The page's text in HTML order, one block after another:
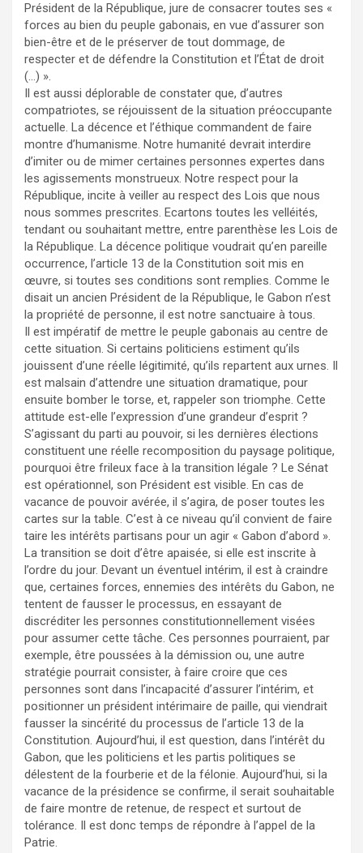
Président de la République, jure de consacrer toutes ses «
forces au bien du peuple gabonais, en vue d’assurer son
bien-être et de le préserver de tout dommage, de
respecter et de défendre la Constitution et l’État de droit
(…) ».
Il est aussi déplorable de constater que, d’autres
compatriotes, se réjouissent de la situation préoccupante
actuelle. La décence et l’éthique commandent de faire
montre d’humanisme. Notre humanité devrait interdire
d’imiter ou de mimer certaines personnes expertes dans
les agissements monstrueux. Notre respect pour la
République, incite à veiller au respect des Lois que nous
nous sommes prescrites. Ecartons toutes les velléités,
tendant ou souhaitant mettre, entre parenthèse les Lois de
la République. La décence politique voudrait qu’en pareille
occurrence, l’article 13 de la Constitution soit mis en
œuvre, si toutes ses conditions sont remplies. Comme le
disait un ancien Président de la République, le Gabon n’est
la propriété de personne, il est notre sanctuaire à tous.
Il est impératif de mettre le peuple gabonais au centre de
cette situation. Si certains politiciens estiment qu’ils
jouissent d’une réelle légitimité, qu’ils repartent aux urnes. Il
est malsain d’attendre une situation dramatique, pour
ensuite bomber le torse, et, rappeler son triomphe. Cette
attitude est-elle l’expression d’une grandeur d’esprit ?
S’agissant du parti au pouvoir, si les dernières élections
constituent une réelle recomposition du paysage politique,
pourquoi être frileux face à la transition légale ? Le Sénat
est opérationnel, son Président est visible. En cas de
vacance de pouvoir avérée, il s’agira, de poser toutes les
cartes sur la table. C’est à ce niveau qu’il convient de faire
taire les intérêts partisans pour un agir « Gabon d’abord ».
La transition se doit d’être apaisée, si elle est inscrite à
l’ordre du jour. Devant un éventuel intérim, il est à craindre
que, certaines forces, ennemies des intérêts du Gabon, ne
tentent de fausser le processus, en essayant de
discréditer les personnes constitutionnellement visées
pour assumer cette tâche. Ces personnes pourraient, par
exemple, être poussées à la démission ou, une autre
stratégie pourrait consister, à faire croire que ces
personnes sont dans l’incapacité d’assurer l’intérim, et
positionner un président intérimaire de paille, qui viendrait
fausser la sincérité du processus de l’article 13 de la
Constitution. Aujourd’hui, il est question, dans l’intérêt du
Gabon, que les politiciens et les partis politiques se
délestent de la fourberie et de la félonie. Aujourd’hui, si la
vacance de la présidence se confirme, il serait souhaitable
de faire montre de retenue, de respect et surtout de
tolérance. Il est donc temps de répondre à l’appel de la
Patrie.